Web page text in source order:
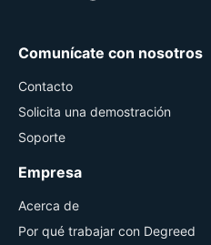
Comunícate con nosotros
Contacto
Solicita una demostración
Soporte
Empresa
Acerca de
Por qué trabajar con Degreed